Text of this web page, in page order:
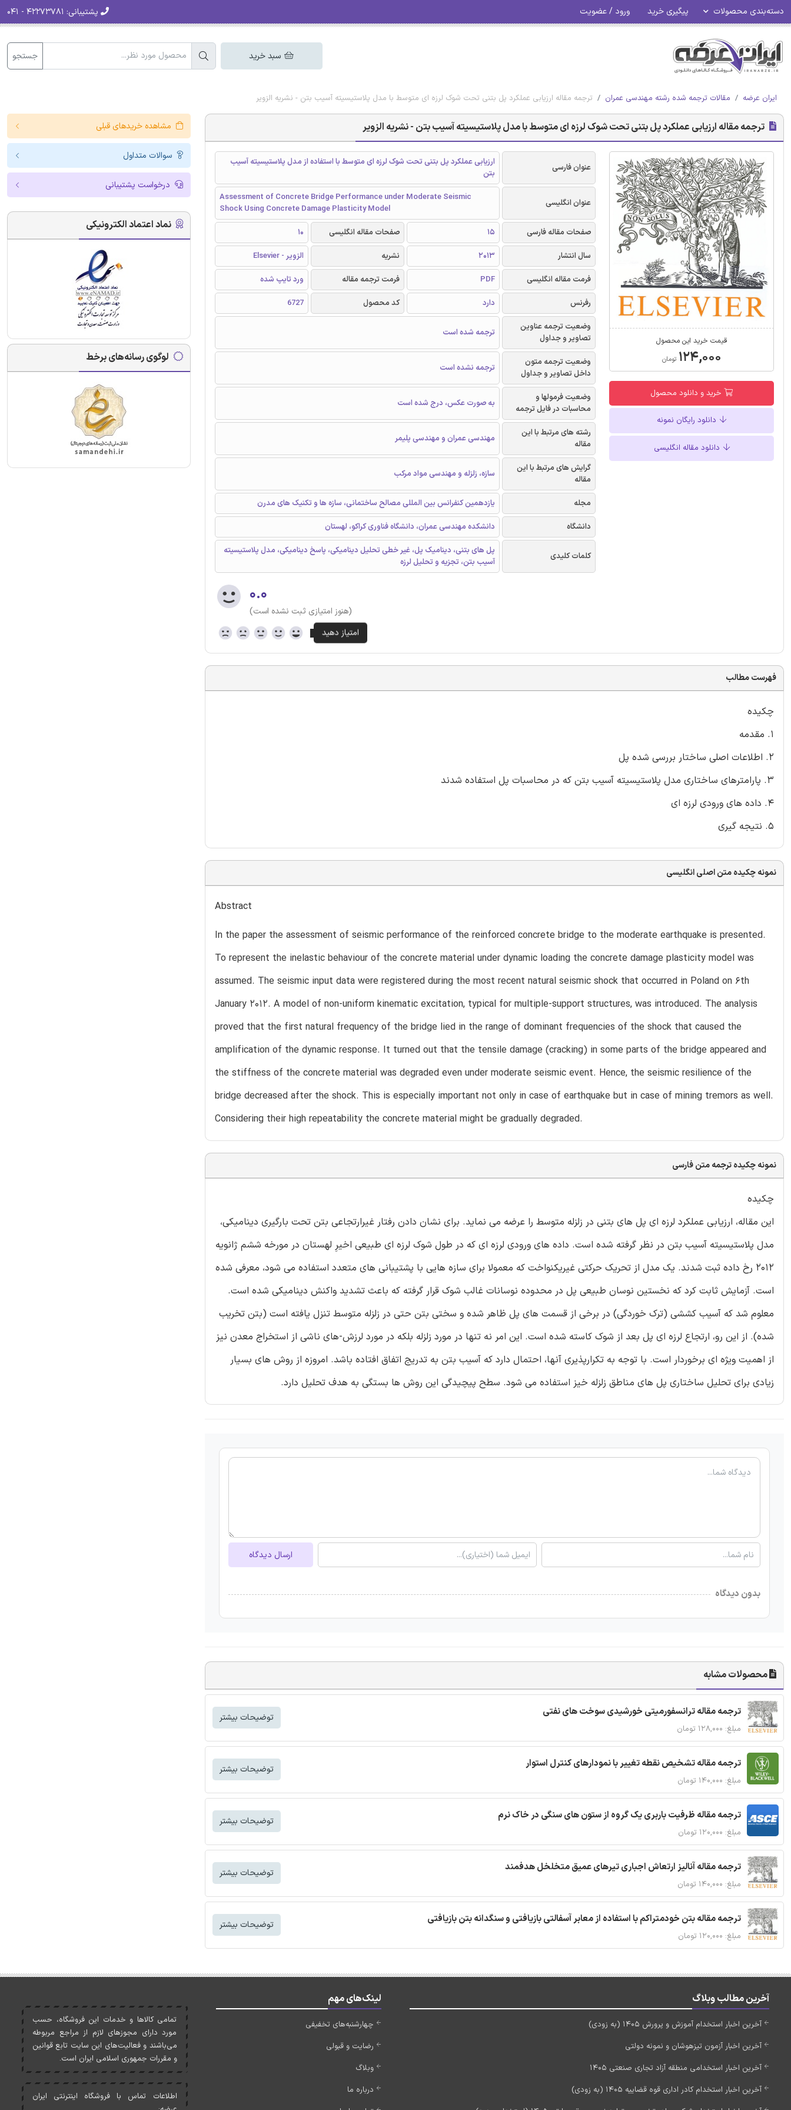
دسته‌بندی محصولات پیگیری خرید ورود / عضویت پشتیبانی:
سبد خرید جستجو
ایران عرضه مقالات ترجمه شده رشته مهندسی عمران ترجمه مقاله ارزیابی عملکرد پل بتنی تحت شوک لرزه ای متوسط با مدل پلاستیسیته آسیب بتن - نشریه الزویر
ترجمه مقاله ارزیابی عملکرد پل بتنی تحت شوک لرزه ای متوسط با مدل پلاستیسیته آسیب بتن - نشریه الزویر
قیمت خرید این محصول
۱۲۴,۰۰۰ تومان
خرید و دانلود محصول
دانلود رایگان نمونه
دانلود مقاله انگلیسی
عنوان فارسی
ارزیابی عملکرد پل بتنی تحت شوک لرزه ای متوسط با استفاده از مدل پلاستیسیته آسیب
بتن
عنوان انگلیسی
Assessment of Concrete Bridge Performance under Moderate Seismic
Shock Using Concrete Damage Plasticity Model
صفحات مقاله فارسی
15 صفحات مقاله انگلیسی
10
سال انتشار
2013 نشریه
الزویر - Elsevier
فرمت مقاله انگلیسی
PDF فرمت ترجمه مقاله
ورد تایپ شده
رفرنس
دارد کد محصول
6727
وضعیت ترجمه عناوین
تصاویر و جداول
ترجمه شده است
وضعیت ترجمه متون
داخل تصاویر و جداول
ترجمه نشده است
وضعیت فرمولها و
محاسبات در فایل ترجمه
به صورت عکس، درج شده است
رشته های مرتبط با این
مقاله
مهندسی عمران و مهندسی پلیمر
گرایش های مرتبط با این
مقاله
سازه، زلزله و مهندسی مواد مرکب
مجله
یازدهمین کنفرانس بین المللی مصالح ساختمانی، سازه ها و تکنیک های مدرن
دانشگاه
دانشکده مهندسی عمران، دانشگاه فناوری کراکو، لهستان
کلمات کلیدی
پل های بتنی، دینامیک پل، غیر خطی تحلیل دینامیکی، پاسخ دینامیکی، مدل پلاستیسیته
آسیب بتن، تجزیه و تحلیل لرزه
۰.۰
(هنوز امتیازی ثبت نشده است)
فهرست مطالب
چکیده
1. مقدمه
2. اطلاعات اصلی ساختار بررسی شده پل
3. پارامترهای ساختاری مدل پلاستیسیته آسیب بتن که در محاسبات پل استفاده شدند
4. داده های ورودی لرزه ای
5. نتیجه گیری
نمونه چکیده متن اصلی انگلیسی
Abstract
In the paper the assessment of seismic performance of the reinforced concrete bridge to the moderate earthquake is presented.
To represent the inelastic behaviour of the concrete material under dynamic loading the concrete damage plasticity model was
assumed. The seismic input data were registered during the most recent natural seismic shock that occurred in Poland on 6th
January 2012. A model of non-uniform kinematic excitation, typical for multiple-support structures, was introduced. The analysis
proved that the first natural frequency of the bridge lied in the range of dominant frequencies of the shock that caused the
amplification of the dynamic response. It turned out that the tensile damage (cracking) in some parts of the bridge appeared and
the stiffness of the concrete material was degraded even under moderate seismic event. Hence, the seismic resilience of the
bridge decreased after the shock. This is especially important not only in case of earthquake but in case of mining tremors as well.
Considering their high repeatability the concrete material might be gradually degraded.
نمونه چکیده ترجمه متن فارسی
چکیده
این مقاله، ارزیابی عملکرد لرزه ای پل های بتنی در زلزله متوسط را عرضه می نماید. برای نشان دادن رفتار غیرارتجاعی بتن تحت بارگیری دینامیکی،
مدل پلاستیسیته آسیب بتن در نظر گرفته شده است. داده های ورودی لرزه ای که در طول شوک لرزه ای طبیعی اخیرِ لهستان در مورخه ششم ژانویه
2012 رخ داده ثبت شدند. یک مدل از تحریک حرکتی غیریکنواخت که معمولا برای سازه هایی با پشتیبانی های متعدد استفاده می شود، معرفی شده
است. آزمایش ثابت کرد که نخستین نوسان طبیعی پل در محدوده نوسانات غالب شوک قرار گرفته که باعث تشدید واکنش دینامیکی شده است.
معلوم شد که آسیب کششی (ترک خوردگی) در برخی از قسمت های پل ظاهر شده و سختی بتن حتی در زلزله متوسط تنزل یافته است (بتن تخریب
شده). از این رو، ارتجاع لرزه ای پل بعد از شوک کاسته شده است. این امر نه تنها در مورد زلزله بلکه در مورد لرزش-های ناشی از استخراج معدن نیز
از اهمیت ویژه ای برخوردار است. با توجه به تکرارپذیری آنها، احتمال دارد که آسیب بتن به تدریج اتفاق افتاده باشد. امروزه از روش های بسیار
زیادی برای تحلیل ساختاری پل های مناطق زلزله خیز استفاده می شود. سطح پیچیدگی این روش ها بستگی به هدف تحلیل دارد.
ارسال دیدگاه
بدون دیدگاه
محصولات مشابه
ترجمه مقاله ترانسفورمیتی خورشیدی سوخت های نفتی
مبلغ: ۱۲۸,۰۰۰ تومان
توضیحات بیشتر
ترجمه مقاله تشخیص نقطه تغییر با نمودارهای کنترل استوار
مبلغ: ۱۴۰,۰۰۰ تومان
توضیحات بیشتر
ترجمه مقاله ظرفیت باربری یک گروه از ستون های سنگی در خاک نرم
مبلغ: ۱۲۰,۰۰۰ تومان
توضیحات بیشتر
ترجمه مقاله آنالیز ارتعاش اجباری تیرهای عمیق متخلخل هدفمند
مبلغ: ۱۴۰,۰۰۰ تومان
توضیحات بیشتر
ترجمه مقاله بتن خودمتراکم با استفاده از معابر آسفالتی بازیافتی و سنگدانه بتن بازیافتی
مبلغ: ۱۲۰,۰۰۰ تومان
توضیحات بیشتر
مشاهده خریدهای قبلی
سوالات متداول
درخواست پشتیبانی
نماد اعتماد الکترونیکی
لوگوی رسانه‌های برخط
آخرین مطالب وبلاگ
آخرین اخبار استخدام آموزش و پرورش 1405 (به زودی)
آخرین اخبار آزمون تیزهوشان و نمونه دولتی
آخرین اخبار استخدامی منطقه آزاد تجاری صنعتی 1405
آخرین اخبار استخدام کادر اداری قوه قضاییه 1405 (به زودی)
لینک‌های مهم
چهارشنبه‌های تخفیفی
رضایت و قبولی
وبلاگ
درباره ما
تمامی کالاها و خدمات اين فروشگاه، حسب
مورد دارای مجوزهای لازم از مراجع مربوطه
می‌باشند و فعاليت‌های اين سايت تابع قوانين
و مقررات جمهوری اسلامی ايران است.
اطلاعات تماس با فروشگاه اینترنتی ایران